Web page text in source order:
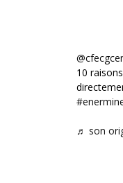
10
♬ son